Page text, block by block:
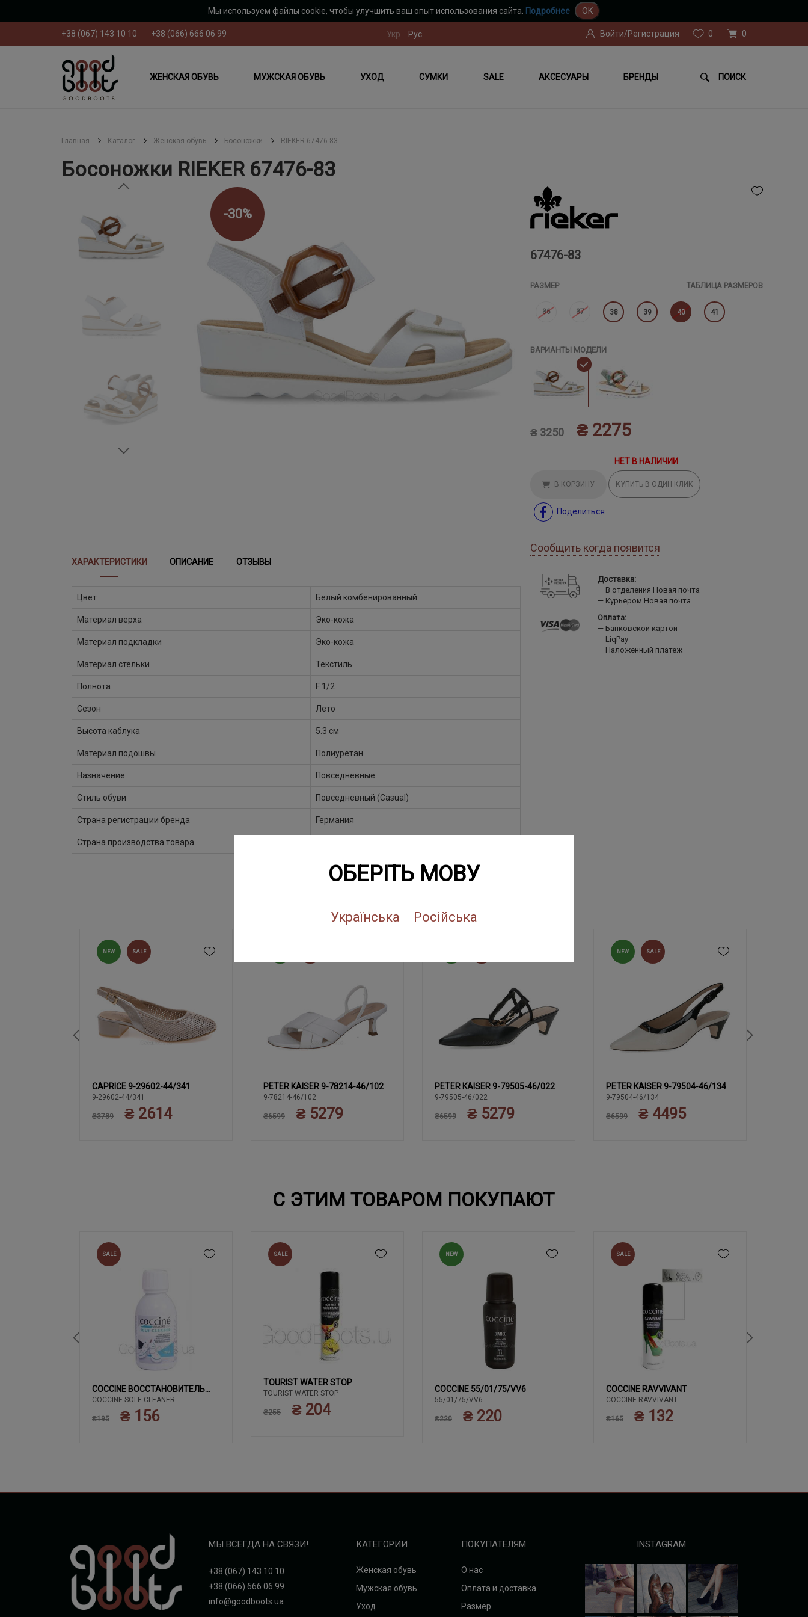
Мы используем файлы cookie, чтобы улучшить ваш опыт использования сайта. Подробнее OK
ОБЕРІТЬ МОВУ
Українська Російська
+38 (067) 143 10 10 +38 (066) 666 06 99 Укр Рус Войти/Регистрация 0 0
ЖЕНСКАЯ ОБУВЬ МУЖСКАЯ ОБУВЬ УХОД СУМКИ SALE АКСЕСУАРЫ БРЕНДЫ ПОИСК
Главная Каталог Женская обувь Босоножки RIEKER 67476-83
Босоножки RIEKER 67476-83
-30%
67476-83
РАЗМЕР ТАБЛИЦА РАЗМЕРОВ
36 37 38 39 40 41
ВАРИАНТЫ МОДЕЛИ
₴ 3250 ₴ 2275
НЕТ В НАЛИЧИИ
В КОРЗИНУ КУПИТЬ В ОДИН КЛИК
Поделиться
Сообщить когда появится
ХАРАКТЕРИСТИКИ ОПИСАНИЕ ОТЗЫВЫ
Цвет Белый комбенированный
Материал верха Эко-кожа
Материал подкладки Эко-кожа
Материал стельки Текстиль
Полнота F 1/2
Сезон Лето
Высота каблука 5.3 см
Материал подошвы Полиуретан
Назначение Повседневные
Стиль обуви Повседневный (Casual)
Страна регистрации бренда Германия
Страна производства товара
Доставка:
В отделения Новая почта
Курьером Новая почта
Оплата:
Банковской картой
LiqPay
Наложенный платеж
NEW SALE
37.5 38 38.5 39 40
40.5 41 42
CAPRICE 9-29602-44/341
9-29602-44/341
₴3789 ₴ 2614
37 37.5 38 38.5 39
40
PETER KAISER 9-78214-46/102
9-78214-46/102
₴6599 ₴ 5279
37 37.5 38 38.5 39
40
PETER KAISER 9-79505-46/022
9-79505-46/022
₴6599 ₴ 5279
NEW SALE
38 38.5 39 40 40.5
41
PETER KAISER 9-79504-46/134
9-79504-46/134
₴6599 ₴ 4495
С ЭТИМ ТОВАРОМ ПОКУПАЮТ
SALE
COCCINE ВОССТАНОВИТЕЛЬ
БЕЛОГО
COCCINE SOLE CLEANER
₴195 ₴ 156
SALE
TOURIST WATER STOP
TOURIST WATER STOP
₴255 ₴ 204
NEW
COCCINE 55/01/75/VV6
55/01/75/VV6
₴220 ₴ 220
SALE
COCCINE RAVVIVANT
COCCINE RAVVIVANT
₴165 ₴ 132
МЫ ВСЕГДА НА СВЯЗИ!
+38 (067) 143 10 10
+38 (066) 666 06 99
info@goodboots.ua
КАТЕГОРИИ
Женская обувь
Мужская обувь
Уход
ПОКУПАТЕЛЯМ
О нас
Оплата и доставка
Размер
INSTAGRAM